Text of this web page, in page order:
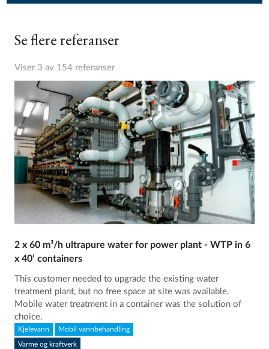
Se flere referanser
Viser 3 av 154 referanser
2 x 60 m³/h ultrapure water for power plant - WTP in 6
x 40’ containers
This customer needed to upgrade the existing water
treatment plant, but no free space at site was available.
Mobile water treatment in a container was the solution of
choice.
Kjelevann Mobil vannbehandling
Varme og kraftverk